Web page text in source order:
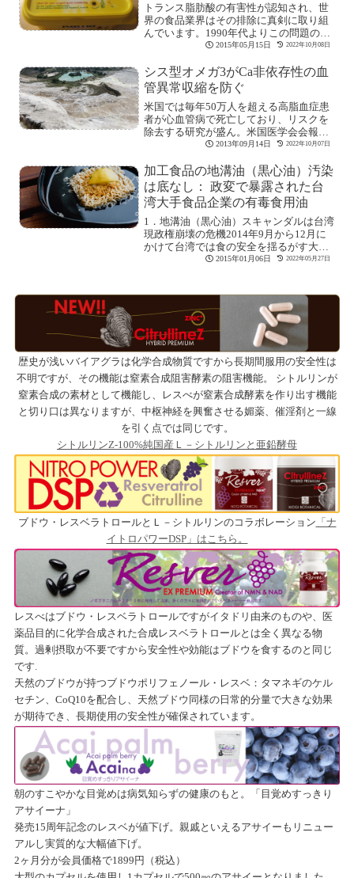
トランス脂肪酸の有害性が認知され、世
界の食品業界はその排除に真剣に取り組
んでいます。1990年代よりこの問題の広
報に取り[続きを読む]2015年05月15日 2022年10月08日
シス型オメガ3がCa非依存性の血
管異常収縮を防ぐ
米国では毎年50万人を超える高脂血症患
者が心血管病で死亡しており、リスクを
除去する研究が盛ん。米国医学会会報
（The J[続きを読む]2013年09月14日 2022年10月07日
加工食品の地溝油（黒心油）汚染
は底なし： 政変で暴露された台
湾大手食品企業の有毒食用油
1．地溝油（黒心油）スキャンダルは台湾
現政権崩壊の危機2014年9月から12月に
かけて台湾では食の安全を揺るがす大き
な不[続きを読む]2015年01月06日 2022年05月27日
歴史が浅いバイアグラは化学合成物質ですから長期間服用の安全性は
不明ですが、その機能は窒素合成阻害酵素の阻害機能。 シトルリンが
窒素合成の素材として機能し、レスべが窒素合成酵素を作り出す機能
と切り口は異なりますが、中枢神経を興奮させる媚薬、催淫剤と一線
を引く点では同じです。
シトルリンZ-100%純国産Ｌ－シトルリンと亜鉛酵母
ブドウ・レスベラトロールとＬ－シトルリンのコラボレーション 「ナ
イトロパワーDSP」はこちら。
レスべはブドウ・レスベラトロールですがイタドリ由来のものや、医
薬品目的に化学合成された合成レスベラトロールとは全く異なる物
質。過剰摂取が不要ですから安全性や効能はブドウを食するのと同じ
です.
天然のブドウが持つブドウポリフェノール・レスベ：タマネギのケル
セチン、CoQ10を配合し、天然ブドウ同様の日常的分量で大きな効果
が期待でき、長期使用の安全性が確保されています。
朝のすこやかな目覚めは病気知らずの健康のもと。「目覚めすっきり
アサイーナ」
発売15周年記念のレスベが値下げ。親戚といえるアサイーもリニュー
アルし実質的な大幅値下げ。
2ヶ月分が会員価格で1899円（税込）